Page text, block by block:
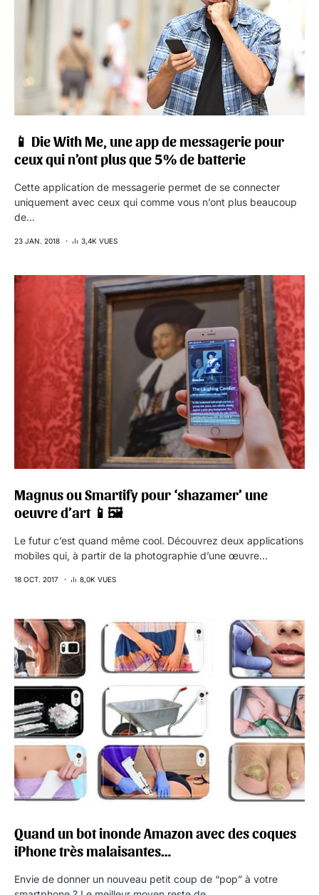
📱 Die With Me, une app de messagerie pour
ceux qui n’ont plus que 5% de batterie
Cette application de messagerie permet de se connecter
uniquement avec ceux qui comme vous n’ont plus beaucoup
de…
23 JAN. 2018 3,4K VUES
Magnus ou Smartify pour ‘shazamer’ une
oeuvre d’art 📱🖼
Le futur c’est quand même cool. Découvrez deux applications
mobiles qui, à partir de la photographie d’une œuvre…
18 OCT. 2017 8,0K VUES
Quand un bot inonde Amazon avec des coques
iPhone très malaisantes…
Envie de donner un nouveau petit coup de “pop” à votre